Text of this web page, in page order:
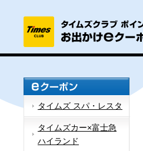
タイムズ スパ・レスタ
タイムズカー×富士急
ハイランド